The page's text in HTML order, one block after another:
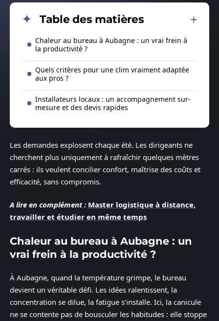
Table des matières
Chaleur au bureau à Aubagne : un vrai frein à
la productivité ?
Quels critères pour une clim vraiment adaptée
aux pros ?
Installateurs locaux : un accompagnement sur-
mesure et des devis rapides
Les demandes explosent chaque été. Les dirigeants ne
cherchent plus uniquement à rafraîchir quelques mètres
carrés : ils veulent concilier confort, maîtrise des coûts et
efficacité, sans compromis.
A lire en complément : Master logistique à distance,
travailler et étudier en même temps
Chaleur au bureau à Aubagne : un
vrai frein à la productivité ?
À Aubagne, quand la température grimpe, le bureau
devient un véritable défi. Les idées ralentissent, la
concentration se dilue, la fatigue s’installe. Ici, la canicule
ne se contente pas de bousculer les habitudes : elle stoppe